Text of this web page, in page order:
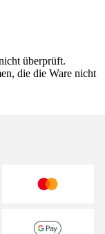
überprüft.
die die Ware nicht